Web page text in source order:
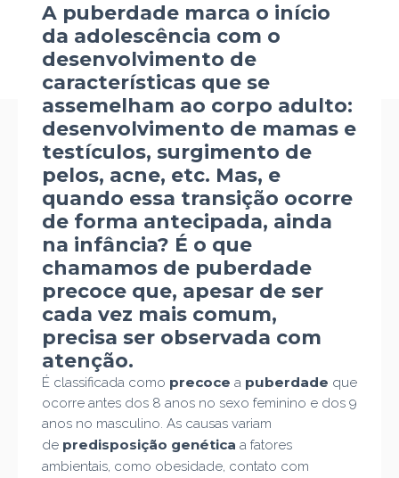
A puberdade marca o início
da adolescência com o
desenvolvimento de
características que se
assemelham ao corpo adulto:
desenvolvimento de mamas e
testículos, surgimento de
pelos, acne, etc. Mas, e
quando essa transição ocorre
de forma antecipada, ainda
na infância? É o que
chamamos de puberdade
precoce que, apesar de ser
cada vez mais comum,
precisa ser observada com
atenção.
É classificada como precoce a puberdade que
ocorre antes dos 8 anos no sexo feminino e dos 9
anos no masculino. As causas variam
de predisposição genética a fatores
ambientais, como obesidade, contato com